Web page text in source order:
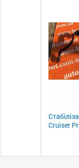
Cruiser